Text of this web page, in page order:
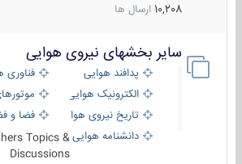
10,208 ارسال ها
سایر بخشهای نیروی هوایی
پدافند هوایی
فناوری
الکترونیک هوایی
تاریخ نیروی هوایی
فضا و
دانشنامه هواییTopics &
Discussions